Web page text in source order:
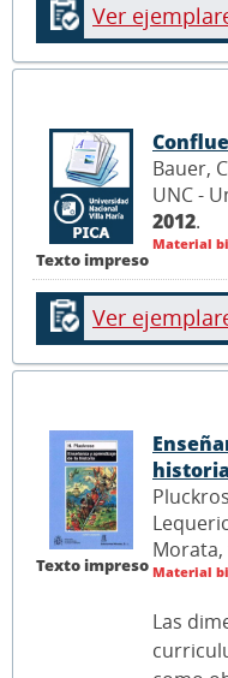
Ver
Texto impreso
Bauer,
UNC -
2012.
Material
Ver
Texto impreso
historia
Morata,
Material
Las